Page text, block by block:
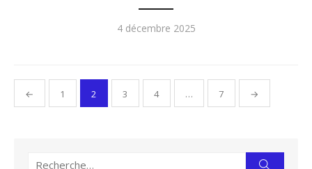
Publié
4 décembre 2025
Pagination
des
← 1 2 3 4 … 7 →
Recherche